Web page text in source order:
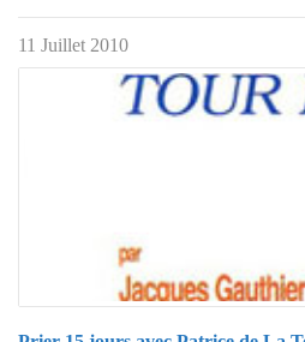
11 Juillet 2010